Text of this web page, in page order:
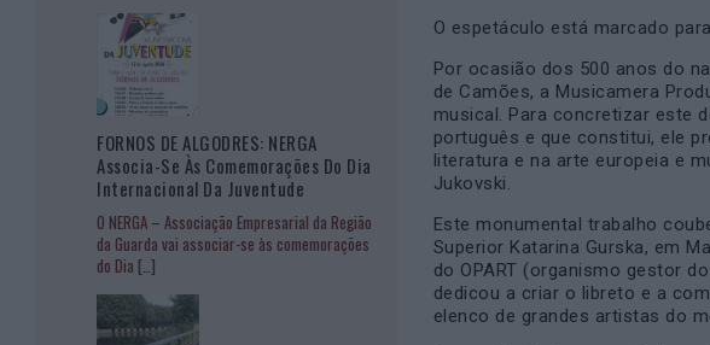
O espetáculo está marcado
Por ocasião dos 500 anos do
de Camões, a Musicamera
musical. Para concretizar este
português e que constitui, ele
literatura e na arte europeia e
Jukovski.
Este monumental trabalho
Superior Katarina Gurska, em
do OPART (organismo gestor
dedicou a criar o libreto e a
elenco de grandes artistas do
FORNOS DE ALGODRES: NERGA
Associa-Se Às Comemorações Do Dia
Internacional Da Juventude
O NERGA – Associação Empresarial da Região
da Guarda vai associar-se às comemorações
do Dia […]